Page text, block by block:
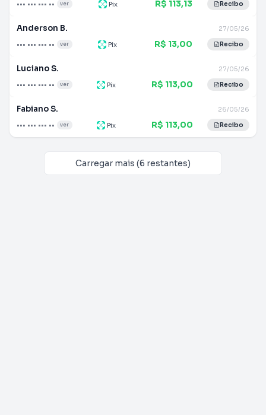
••• ••• ••• •• ver Pix R$ 113,13 Recibo
Anderson B.
••• ••• ••• •• ver
27/05/26
Pix R$ 13,00 Recibo
Luciano S.
••• ••• ••• •• ver
27/05/26
Pix R$ 113,00 Recibo
Fabiano S.
••• ••• ••• •• ver
26/05/26
Pix R$ 113,00 Recibo
Carregar mais (6 restantes)